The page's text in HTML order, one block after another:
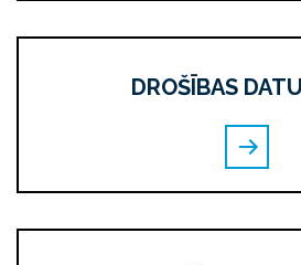
DROŠĪBAS